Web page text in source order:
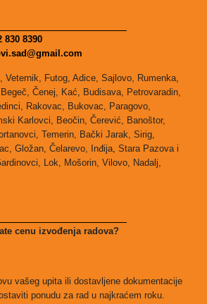
830 8390
Veternik, Futog, Adice, Sajlovo, Rumenka,
Čenej, Kać, Budisava, Petrovaradin,
Rakovac, Bukovac, Paragovo,
Karlovci, Beočin, Čerević, Banoštor,
Temerin, Bački Jarak, Sirig,
Gložan, Čelarevo, Inđija, Stara Pazova i
Lok, Mošorin, Vilovo, Nadalj,
cenu izvođenja radova?
vašeg upita ili dostavljene dokumentacije
ponudu za rad u najkraćem roku.